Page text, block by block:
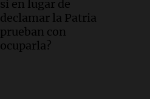
si en lugar de
declamar la Patria
prueban con
ocuparla?